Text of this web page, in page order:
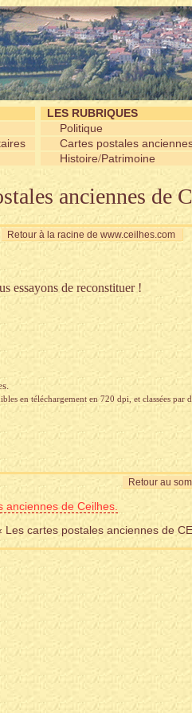
LES RUBRIQUES
Politique
Cartes postales
Histoire/Patrimoine
anciennes de
Retour à la racine de www.ceilhes.com
essayons de reconstituer !
en téléchargement en 720 dpi, et classées par
Retour au
de Ceilhes.
cartes postales anciennes de